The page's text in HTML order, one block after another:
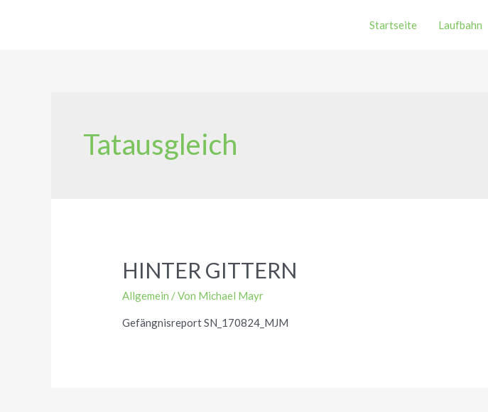
Startseite Laufbahn
Tatausgleich
HINTER GITTERN
Allgemein / Von Michael Mayr
Gefängnisreport SN_170824_MJM